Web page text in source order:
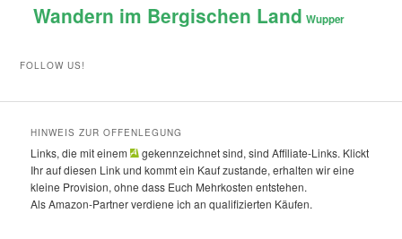
Wandern im Bergischen Land Wupper
FOLLOW US!
HINWEIS ZUR OFFENLEGUNG
Links, die mit einem
gekennzeichnet sind, sind Affiliate-Links. Klickt
Ihr auf diesen Link und kommt ein Kauf zustande, erhalten wir eine
kleine Provision, ohne dass Euch Mehrkosten entstehen.
Als Amazon-Partner verdiene ich an qualifizierten Käufen.